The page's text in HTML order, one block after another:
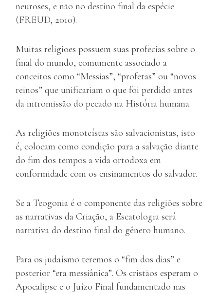
neuroses, e não no destino final da espécie
(FREUD, 2010).
Muitas religiões possuem suas profecias sobre o
final do mundo, comumente associado a
conceitos como “Messias”, “profetas” ou “novos
reinos” que unificariam o que foi perdido antes
da intromissão do pecado na História humana.
As religiões monoteístas são salvacionistas, isto
é, colocam como condição para a salvação diante
do fim dos tempos a vida ortodoxa em
conformidade com os ensinamentos do salvador.
Se a Teogonia é o componente das religiões sobre
as narrativas da Criação, a Escatologia será
narrativa do destino final do gênero humano.
Para os judaísmo teremos o “fim dos dias” e
posterior “era messiânica”. Os cristãos esperam o
Apocalipse e o Juízo Final fundamentado nas